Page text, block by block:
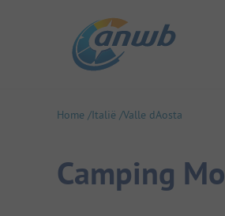
Home Italië Valle dAosta
Camping